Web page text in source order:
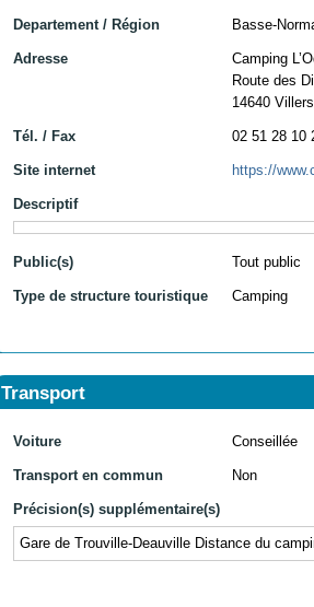
Departement / Région Basse-
Adresse
Camping
Route des
14640
Tél. / Fax 02 51 28 10
Site internet https://
Descriptif
Public(s) Tout public
Type de structure touristique Camping
Transport
Voiture Conseillée
Transport en commun Non
Précision(s) supplémentaire(s)
Gare de Trouville-Deauville Distance du